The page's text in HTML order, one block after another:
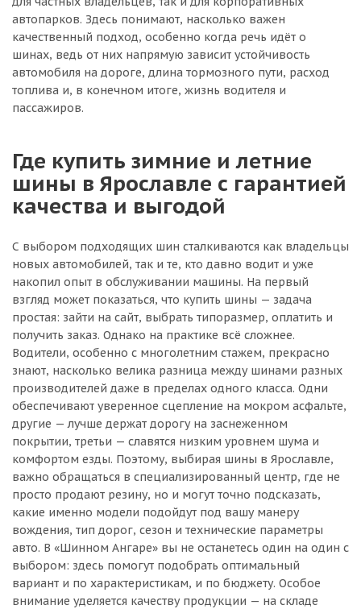
автопарков. Здесь понимают, насколько важен
качественный подход, особенно когда речь идёт о
шинах, ведь от них напрямую зависит устойчивость
автомобиля на дороге, длина тормозного пути, расход
топлива и, в конечном итоге, жизнь водителя и
пассажиров.
Где купить зимние и летние
шины в Ярославле с гарантией
качества и выгодой
С выбором подходящих шин сталкиваются как владельцы
новых автомобилей, так и те, кто давно водит и уже
накопил опыт в обслуживании машины. На первый
взгляд может показаться, что купить шины — задача
простая: зайти на сайт, выбрать типоразмер, оплатить и
получить заказ. Однако на практике всё сложнее.
Водители, особенно с многолетним стажем, прекрасно
знают, насколько велика разница между шинами разных
производителей даже в пределах одного класса. Одни
обеспечивают уверенное сцепление на мокром асфальте,
другие — лучше держат дорогу на заснеженном
покрытии, третьи — славятся низким уровнем шума и
комфортом езды. Поэтому, выбирая шины в Ярославле,
важно обращаться в специализированный центр, где не
просто продают резину, но и могут точно подсказать,
какие именно модели подойдут под вашу манеру
вождения, тип дорог, сезон и технические параметры
авто. В «Шинном Ангаре» вы не останетесь один на один с
выбором: здесь помогут подобрать оптимальный
вариант и по характеристикам, и по бюджету. Особое
внимание уделяется качеству продукции — на складе